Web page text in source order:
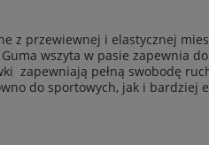
z przewiewnej i elastycznej
wszyta w pasie zapewnia
zapewniają pełną swobodę
do sportowych, jak i bardziej